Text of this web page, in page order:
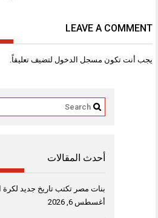
LEAVE A COMMENT
يجب أنت تكون مسجل الدخول لتضيف تعليقاً.
أحدث المقالات
بنات مصر تكتب تاريخ جديد لكرة
أغسطس 6, 2026